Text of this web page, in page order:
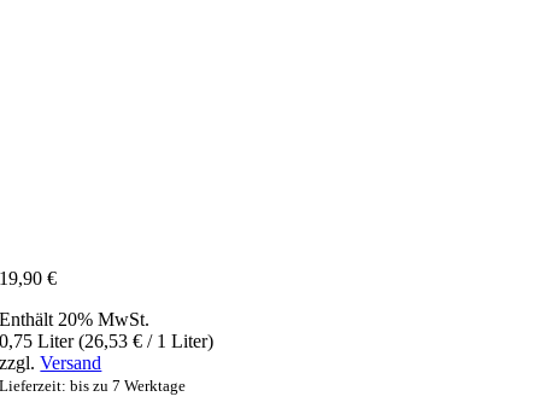
19,90€
Enthält 20% MwSt.
0,75 Liter (26,53€ / 1 Liter)
zzgl.Versand
Lieferzeit: bis zu 7 Werktage